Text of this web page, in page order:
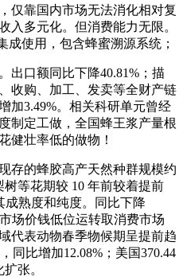
靠国内市场无法消化相对复
入多元化。但消费能力无限。
成使用，包含蜂蜜溯源系统；
口额同比下降40.81%；描
收购、加工、发卖等全财产链
加3.49%。相关科研单元曾经
制定工做，全国蜂王浆产量根
健壮率低的做物！
的蜂胶高产天然种群规模约
等花期较 10 年前较着提前
成熟度和纯度。同比下降
场价钱低位运转取消费市场
代表动物春季物候期呈提前趋
同比增加12.08%；美国370.44
张。